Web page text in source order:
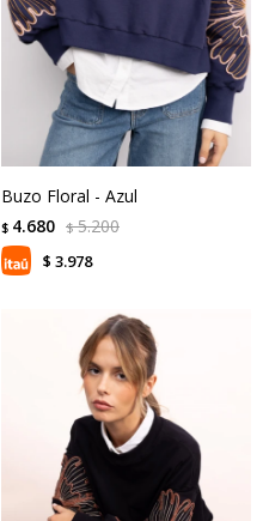
Buzo Floral - Azul
$ 4.680 $ 5.200
$ 3.978